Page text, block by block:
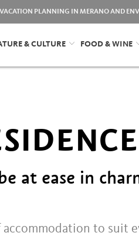
VACATION PLANNING IN MERANO AND
& CULTURE FOOD & WINE
at ease in
accommodation to